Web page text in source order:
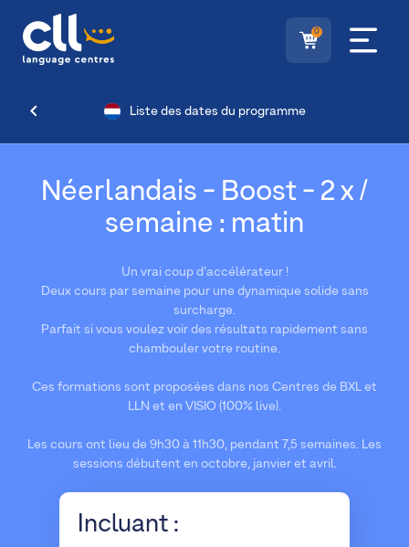
0
Liste des dates du programme
Néerlandais - Boost - 2 x /
semaine : matin
Un vrai coup d’accélérateur !
Deux cours par semaine pour une dynamique solide sans
surcharge.
Parfait si vous voulez voir des résultats rapidement sans
chambouler votre routine.
Ces formations sont proposées dans nos Centres de BXL et
LLN et en VISIO (100% live).
Les cours ont lieu de 9h30 à 11h30, pendant 7,5 semaines. Les
sessions débutent en octobre, janvier et avril.
Incluant :